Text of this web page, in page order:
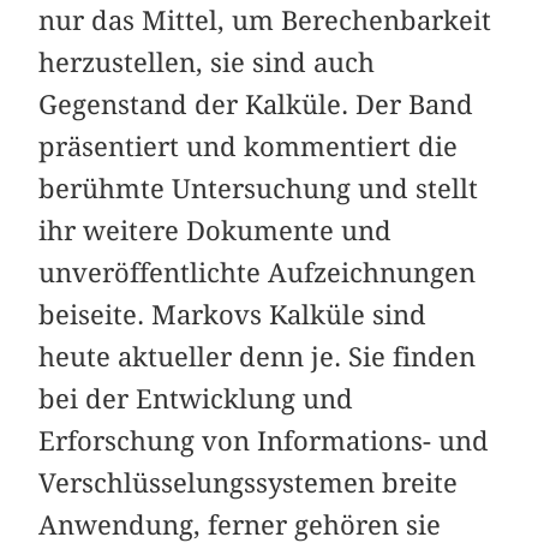
nur das Mittel, um Berechenbarkeit
herzustellen, sie sind auch
Gegenstand der Kalküle. Der Band
präsentiert und kommentiert die
berühmte Untersuchung und stellt
ihr weitere Dokumente und
unveröffentlichte Aufzeichnungen
beiseite. Markovs Kalküle sind
heute aktueller denn je. Sie finden
bei der Entwicklung und
Erforschung von Informations- und
Verschlüsselungssystemen breite
Anwendung, ferner gehören sie